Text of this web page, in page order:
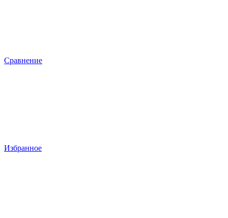
Сравнение
Избранное